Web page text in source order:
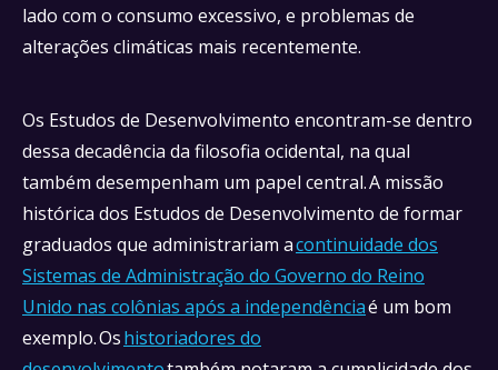
lado com o consumo excessivo, e problemas de
alterações climáticas mais recentemente.
Os Estudos de Desenvolvimento encontram-se dentro
dessa decadência da filosofia ocidental, na qual
também desempenham um papel central. A missão
histórica dos Estudos de Desenvolvimento de formar
graduados que administrariam acontinuidade dos
Sistemas de Administração do Governo do Reino
Unido nas colônias após a independênciaé um bom
exemplo. Oshistoriadores do